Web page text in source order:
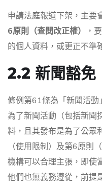
申請法庭報道下架，主要
6原則（查閱改正權）
，
的個人資料，或更正不準
2.2 新聞豁免
條例第61條為「新聞活
為了新聞活動（包括新聞
料，且其發布是為了公眾
（使用限制）及第6原則
機構可以合理主張，即使
他們也無義務遵從，前提